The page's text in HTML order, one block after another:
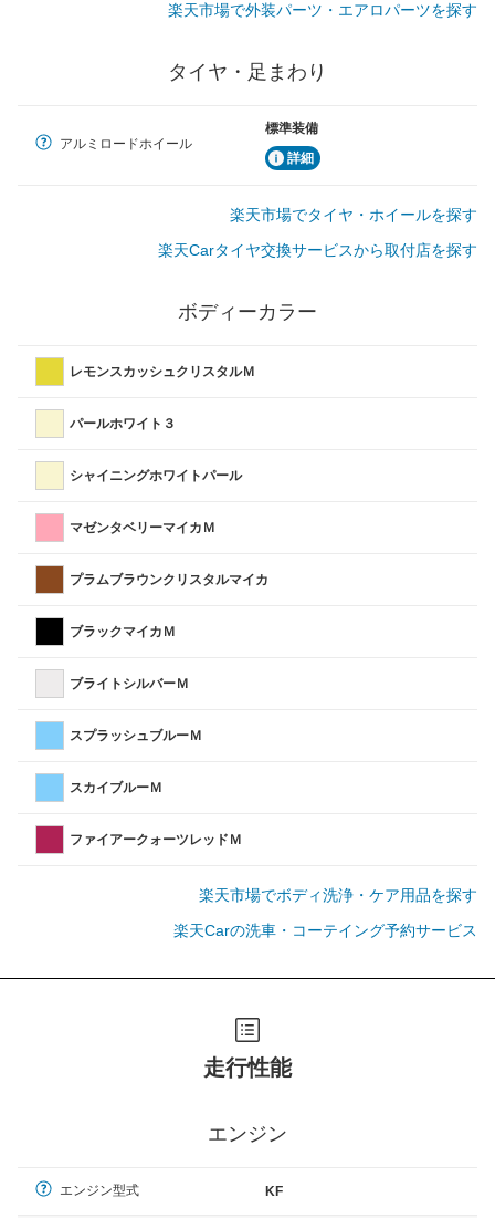
楽天市場で外装パーツ・エアロパーツを探す
タイヤ・足まわり
アルミロードホイール
標準装備
詳細
楽天市場でタイヤ・ホイールを探す
楽天Carタイヤ交換サービスから取付店を探す
ボディーカラー
レモンスカッシュクリスタルＭ
パールホワイト３
シャイニングホワイトパール
マゼンタベリーマイカＭ
プラムブラウンクリスタルマイカ
ブラックマイカＭ
ブライトシルバーＭ
スプラッシュブルーＭ
スカイブルーＭ
ファイアークォーツレッドＭ
楽天市場でボディ洗浄・ケア用品を探す
楽天Carの洗車・コーテイング予約サービス
走行性能
エンジン
エンジン型式 KF